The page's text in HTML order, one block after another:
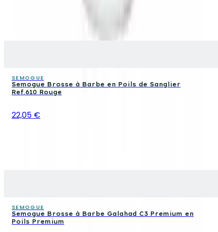
SEMOGUE
Semogue Brosse à Barbe en Poils de Sanglier
Ref.610 Rouge
22,05 €
SEMOGUE
Semogue Brosse à Barbe Galahad C3 Premium en
Poils Premium